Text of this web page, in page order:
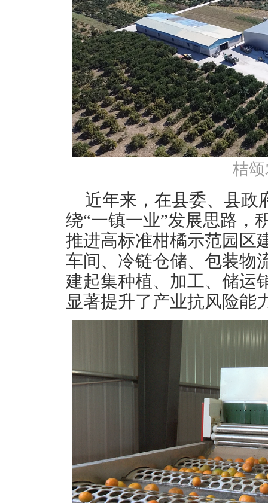
桔
近年来，在县委、县政
绕“一镇一业”发展思路，
推进高标准柑橘示范园区
车间、冷链仓储、包装物
建起集种植、加工、储运
显著提升了产业抗风险能